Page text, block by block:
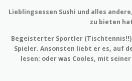
Lieblingsessen Sushi und alles
zu bieten
Begeisterter Sportler
Spieler. Ansonsten liebt er es, auf
lesen; oder was Cooles, mit